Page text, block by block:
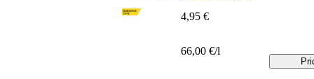
4,95 €
66,00 €/l